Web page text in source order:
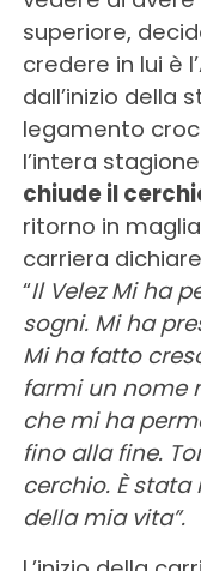
superiore,
credere in lui è
dall’inizio della
legamento
l’intera
chiude il
ritorno in
carriera
“Il Velez Mi ha
sogni. Mi ha
Mi ha fatto
farmi un nome
che mi ha
fino alla fine.
cerchio. È
della mia vita”.